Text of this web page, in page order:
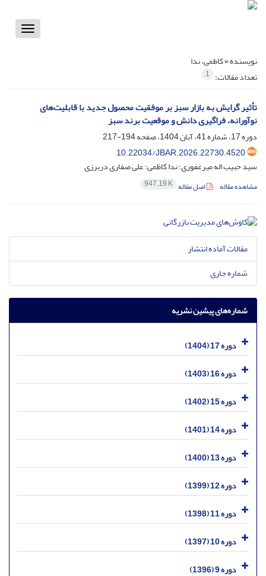
Toggle
نویسنده =کاظمی، ندا
تعداد مقالات: 1
تأثیر گرایش به بازار سبز بر موفقیت محصول جدید با قابلیت‌های
نوآورانه، فراگیری دانش و موقعیت برند سبز
دوره 17، شماره 41، آبان 1404، صفحه
194-217
10.22034/JBAR.2026.22730.4520
سید حبیب اله میرغفوری؛ ندا کاظمی؛ علی صفاری دربرزی
مشاهده مقاله اصل مقاله 947.19 K
مقالات آماده انتشار
شماره جاری
شماره‌های پیشین نشریه
دوره 17 (1404)
دوره 16 (1403)
دوره 15 (1402)
دوره 14 (1401)
دوره 13 (1400)
دوره 12 (1399)
دوره 11 (1398)
دوره 10 (1397)
دوره 9 (1396)